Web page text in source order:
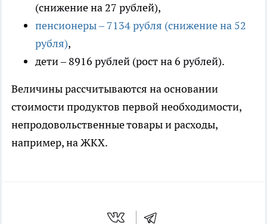
(снижение на 27 рублей),
пенсионеры – 7134 рубля (снижение на 52
рубля),
дети – 8916 рублей (рост на 6 рублей).
Величины рассчитываются на основании
стоимости продуктов первой необходимости,
непродовольственные товары и расходы,
например, на ЖКХ.